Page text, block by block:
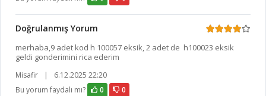
Doğrulanmış Yorum
merhaba,9 adet kod h 100057 eksik, 2 adet de h100023 eksik
geldi gonderimini rica ederim
Misafir |
6.12.2025 22:20
Bu yorum faydalı mı?
0 0